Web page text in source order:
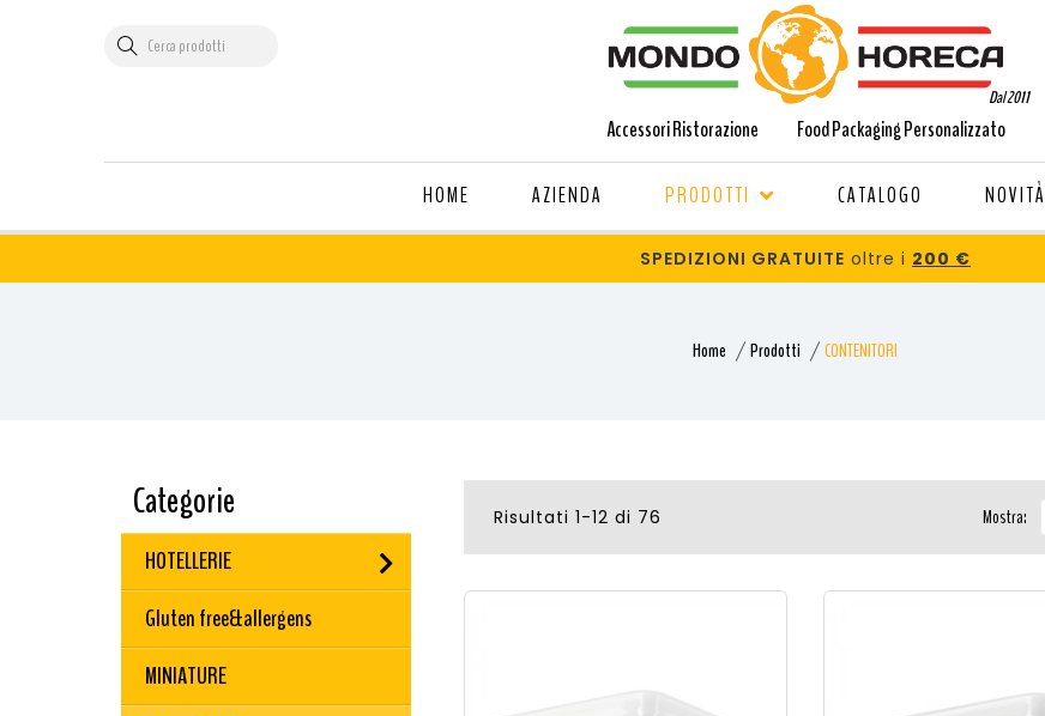
Dal 2011
Accessori Ristorazione Food Packaging Personalizzato
HOME AZIENDA PRODOTTI CATALOGO NOVITÀ
SPEDIZIONI GRATUITE oltre i 200 €
Home Prodotti CONTENITORI
Categorie
HOTELLERIE
Gluten free&allergens
MINIATURE
Risultati 1-12 di 76 Mostra: